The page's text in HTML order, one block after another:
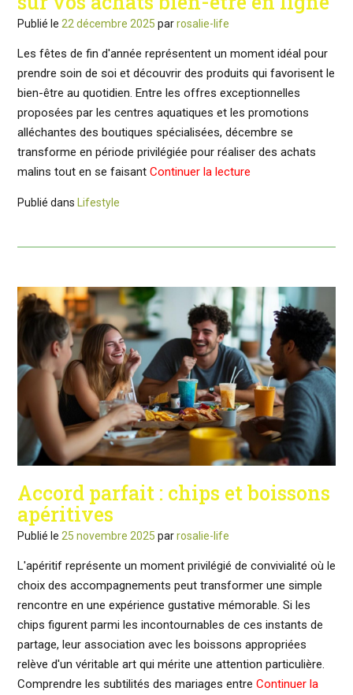
Publié le 22 décembre 2025 parrosalie-life
Les fêtes de fin d'année représentent un moment idéal pour
prendre soin de soi et découvrir des produits qui favorisent le
bien-être au quotidien. Entre les offres exceptionnelles
proposées par les centres aquatiques et les promotions
alléchantes des boutiques spécialisées, décembre se
transforme en période privilégiée pour réaliser des achats
malins tout en se faisant Continuer la lecture
Publié dans Lifestyle
Accord parfait : chips et boissons
apéritives
Publié le 25 novembre 2025 parrosalie-life
L'apéritif représente un moment privilégié de convivialité où le
choix des accompagnements peut transformer une simple
rencontre en une expérience gustative mémorable. Si les
chips figurent parmi les incontournables de ces instants de
partage, leur association avec les boissons appropriées
relève d'un véritable art qui mérite une attention particulière.
Comprendre les subtilités des mariages entre Continuer la